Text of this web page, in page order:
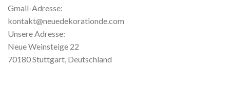
Gmail-Adresse:
kontakt@neuedekorationde.com
Unsere Adresse:
Neue Weinsteige 22
70180 Stuttgart, Deutschland